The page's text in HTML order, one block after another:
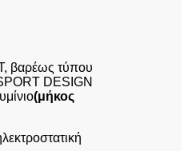
βαρέως τύπου
DESIGN
(μήκος